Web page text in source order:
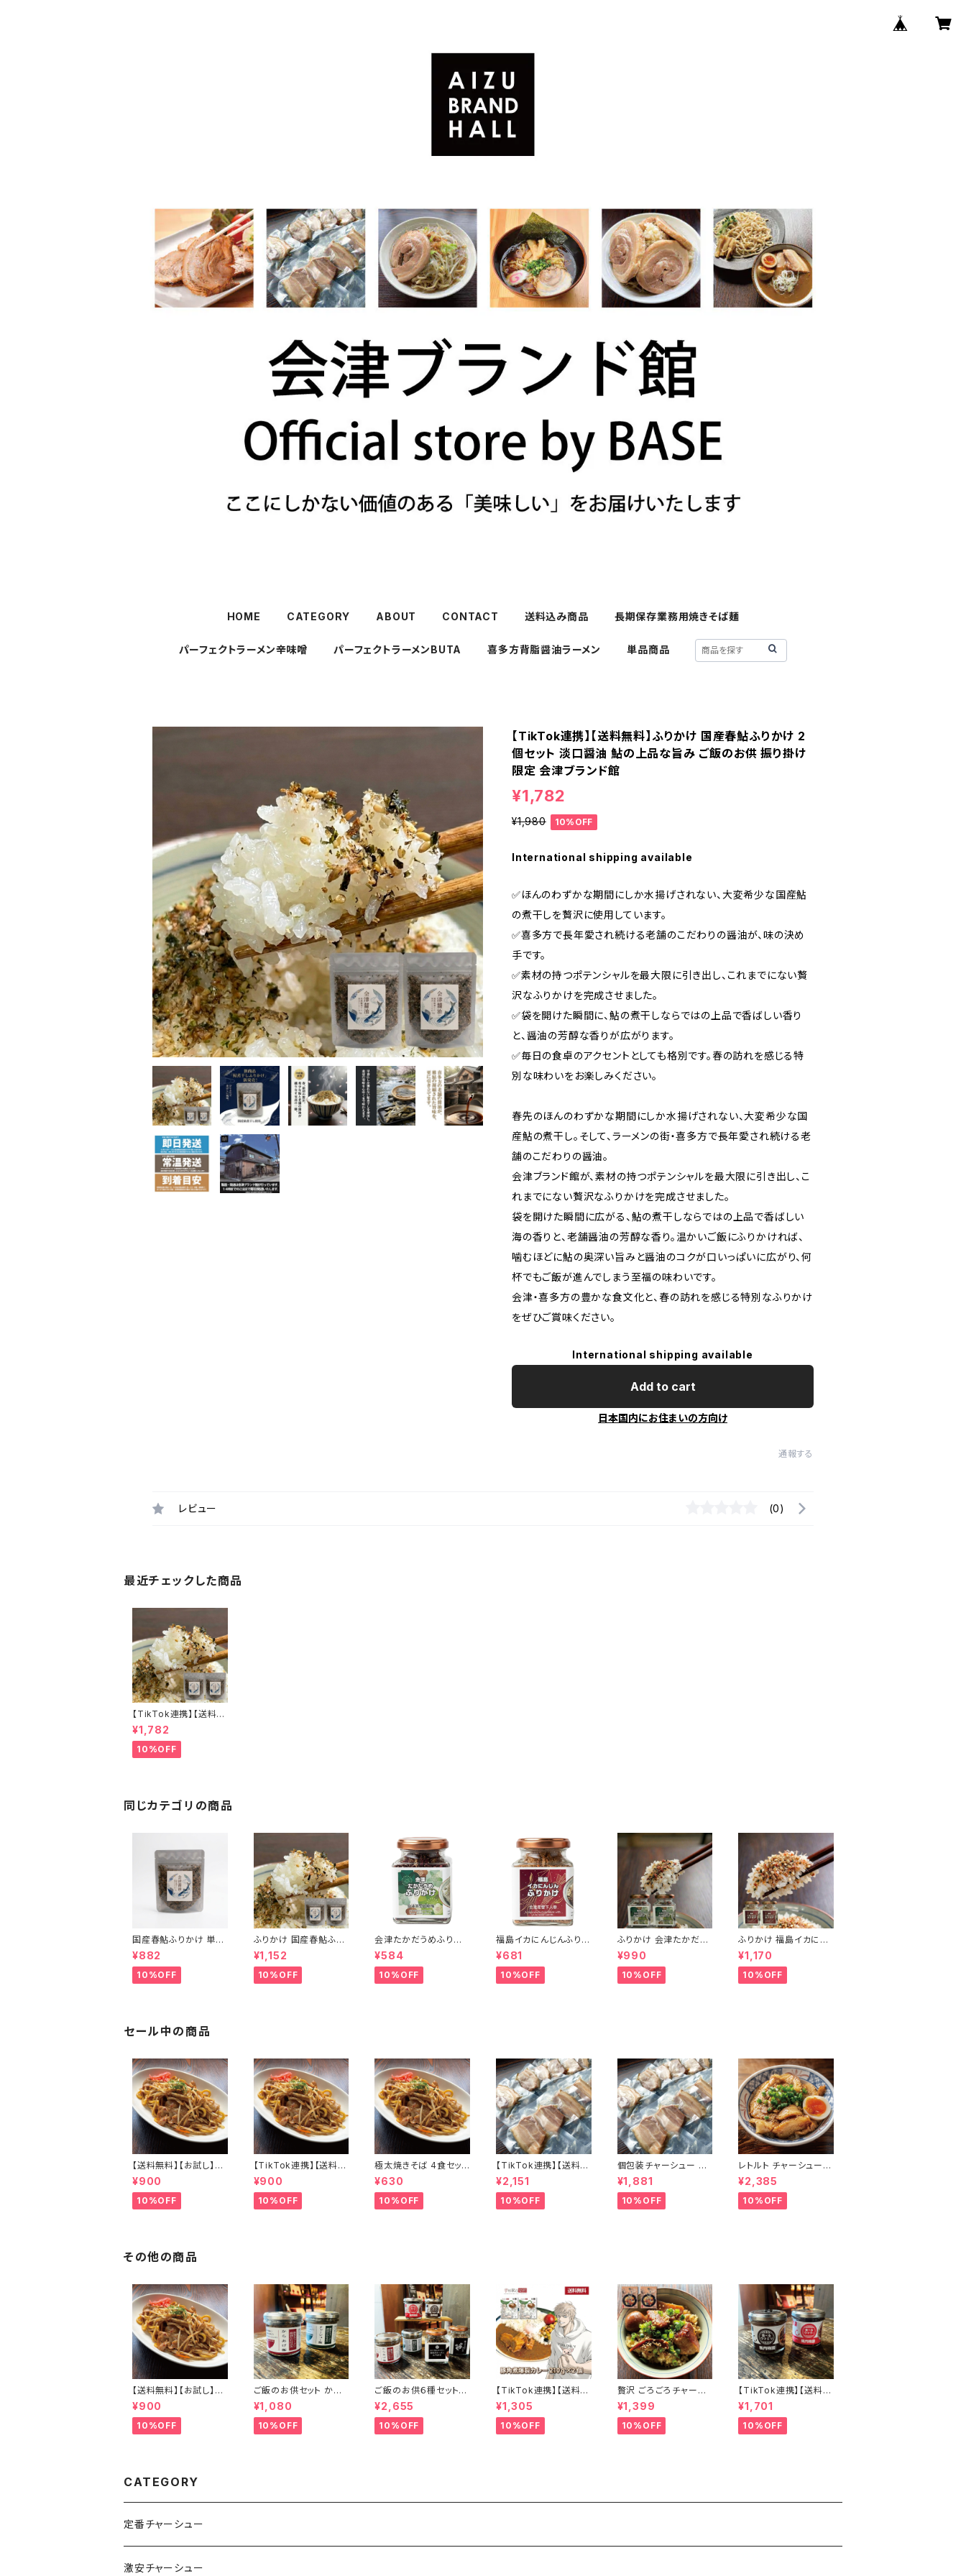
HOME CATEGORY ABOUT CONTACT 送料込み商品 長期保存業務用焼きそば麺
パーフェクトラーメン辛味噌 パーフェクトラーメンBUTA 喜多方背脂醤油ラーメン 単品商品
【TikTok連携】【送料無料】ふりかけ 国産春鮎ふりかけ 2
個セット 淡口醤油 鮎の上品な旨み ご飯のお供 振り掛け
限定 会津ブランド館
¥1,782
¥1,980 10%OFF
International shipping available
✅️ほんのわずかな期間にしか水揚げされない、大変希少な国産鮎
の煮干しを贅沢に使用しています。
✅️喜多方で長年愛され続ける老舗のこだわりの醤油が、味の決め
手です。
✅️素材の持つポテンシャルを最大限に引き出し、これまでにない贅
沢なふりかけを完成させました。
✅️袋を開けた瞬間に、鮎の煮干しならではの上品で香ばしい香り
と、醤油の芳醇な香りが広がります。
✅️毎日の食卓のアクセントとしても格別です。春の訪れを感じる特
別な味わいをお楽しみください。
春先のほんのわずかな期間にしか水揚げされない、大変希少な国
産鮎の煮干し。そして、ラーメンの街・喜多方で長年愛され続ける老
舗のこだわりの醤油。
会津ブランド館が、素材の持つポテンシャルを最大限に引き出し、こ
れまでにない贅沢なふりかけを完成させました。
袋を開けた瞬間に広がる、鮎の煮干しならではの上品で香ばしい
海の香りと、老舗醤油の芳醇な香り。温かいご飯にふりかければ、
噛むほどに鮎の奥深い旨みと醤油のコクが口いっぱいに広がり、何
杯でもご飯が進んでしまう至福の味わいです。
会津・喜多方の豊かな食文化と、春の訪れを感じる特別なふりかけ
をぜひご賞味ください。
International shipping available
Add to cart
日本国内にお住まいの方向け
通報する
レビュー (0)
最近チェックした商品
【TikTok連携】【送料無
料】ふりかけ 国産春鮎
ふりかけ 2個セット 淡
口醤油 鮎の上品な旨み
ご飯のお供 振り掛け 限
¥1,782
10%OFF
同じカテゴリの商品
国産春鮎ふりかけ 単品
ふりかけ 淡口醤油 鮎の
上品な旨み ご飯のお供
振り掛け 限定 会津ブラ
ンド館
¥882
10%OFF
ふりかけ 国産春鮎ふり
かけ 2個セット 淡口醤
油 鮎の上品な旨み ご
飯のお供 振り掛け 限
定 会津ブランド館
¥1,152
10%OFF
会津たかだうめふりか
け 単品 ふりかけ 梅の
香りが楽しめる風味豊
かな味わい ご飯のお供
振り掛け ご当地グルメ
¥584
10%OFF
福島イカにんじんふりか
け 単品 ふりかけ 人参
とイカの上品な味わい
ご飯のお供 振り掛け ご
当地グルメ 郷土料理
¥681
10%OFF
ふりかけ 会津たかだう
めふりかけ2個セット 梅
の香りが楽しめる風味
豊かな味わい ご飯のお
供 振り掛け ご当地グル
¥990
10%OFF
ふりかけ 福島イカにん
じんふりかけ2個セット
人参とイカの上品な味
わい ご飯のお供 振り掛
け ご当地グルメ 郷土料
¥1,170
10%OFF
セール中の商品
【送料無料】【お試し】極
太焼きそば 4食セット
もちもち 麺とソース 常
温保存可 賞味期限5ヶ
月 非常食 備蓄食 保存
¥900
10%OFF
【TikTok連携】【送料無
料】極太焼きそば 4食セ
ット もちもち 麺とソー
ス 常温保存可 賞味期
限5ヶ月 非常食 備蓄食
¥900
10%OFF
極太焼きそば 4食セット
もちもち 麺とソース 常
温保存可 賞味期限5ヶ
月 非常食 備蓄食 保存
食 アウトドア にも
¥630
10%OFF
【TikTok連携】【送料無
料】個包装チャーシュー
中厚切り380g（11枚-1
8枚） 訳あり レトルト イ
ンスタントラーメン具材
¥2,151
10%OFF
個包装チャーシュー 中
厚切り380g（11枚-18
枚） 訳あり レトルト イ
ンスタントラーメン具材
アウトドアにも
¥1,881
10%OFF
レトルト チャーシュー
切り落とし 600g 100
g×6袋 常温保存 個包
装 激安 訳あり 豚バラ
専用たれ付 焼豚 ラーメ
¥2,385
10%OFF
その他の商品
【送料無料】【お試し】極
太焼きそば 4食セット
もちもち 麺とソース 常
温保存可 賞味期限5ヶ
月 非常食 備蓄食 保存
¥900
10%OFF
ご飯のお供セット から
あげ飯＆チャーシュー
飯セット 唐揚げ・焼豚の
美味しさそのままに 喜
多方醤油ラーメン仕込
¥1,080
10%OFF
ご飯のお供６種セット
からあげ飯 チャーシュ
ー飯 食べるウマラー 食
べるウマミソセット 喜多
方ラーメンふりかけ 会
¥2,655
10%OFF
【TikTok連携】【送料無
料】超激辛 辛杉家の憂
鬱「辛杉シゲキ」豚角煮
爆裂カレー2個セット
¥1,305
10%OFF
贅沢 ごろごろチャーシ
ュー 炊き込みご飯の素
喜多方ラーメン風炊き
込みチャーシュー飯 二
合用（2人～3人前）×2
¥1,399
10%OFF
【TikTok連携】【送料無
料】ご飯のお供セット 食
べるウマラー＆食べるウ
マミソセット 高たんぱく
低カロリー 会津の馬刺
¥1,701
10%OFF
CATEGORY
定番チャーシュー
激安チャーシュー